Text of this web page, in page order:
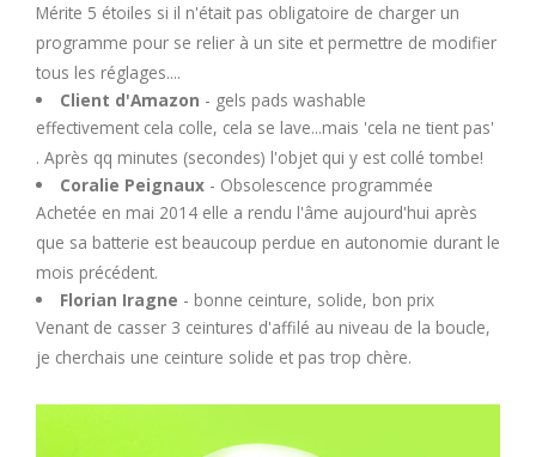
Mérite 5 étoiles si il n'était pas obligatoire de charger un
programme pour se relier à un site et permettre de modifier
tous les réglages....
Client d'Amazon - gels pads washable
effectivement cela colle, cela se lave...mais 'cela ne tient pas'
. Après qq minutes (secondes) l'objet qui y est collé tombe!
Coralie Peignaux- Obsolescence programmée
Achetée en mai 2014 elle a rendu l'âme aujourd'hui après
que sa batterie est beaucoup perdue en autonomie durant le
mois précédent.
Florian Iragne - bonne ceinture, solide, bon prix
Venant de casser 3 ceintures d'affilé au niveau de la boucle,
je cherchais une ceinture solide et pas trop chère.